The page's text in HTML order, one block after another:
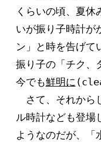
くらいの頃、夏
いが振り子時計が
ン」と時を告げて
振り子の「チク、
今でも鮮明に
さて、それから
ル時計なども登場
ようなのだが、「